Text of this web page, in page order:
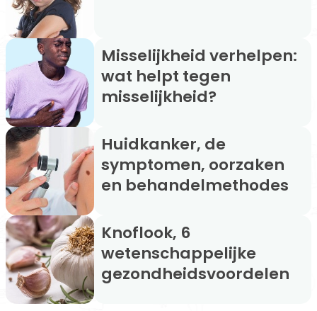
Misselijkheid verhelpen:
wat helpt tegen
misselijkheid?
Huidkanker, de
symptomen, oorzaken
en behandelmethodes
Knoflook, 6
wetenschappelijke
gezondheidsvoordelen